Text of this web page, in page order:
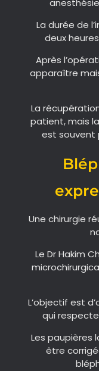
La durée de
deux
Après
apparaître
La
patient, mais
est souvent
Une chirurgie
Le Dr Hakim
L’objectif est
qui
Les paupières
être